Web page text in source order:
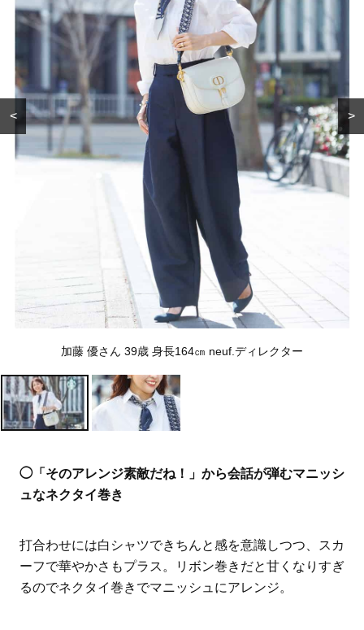
<
加藤 優さん 39歳 身長164㎝ neuf.ディレクター
>
◯「そのアレンジ素敵だね！」から会話が弾むマニッシ
ュなネクタイ巻き
打合わせには白シャツできちんと感を意識しつつ、スカ
ーフで華やかさもプラス。リボン巻きだと甘くなりすぎ
るのでネクタイ巻きでマニッシュにアレンジ。